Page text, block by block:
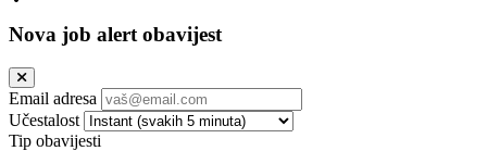
Nova job alert obavijest
Email adresa
Učestalost
Tip obavijesti